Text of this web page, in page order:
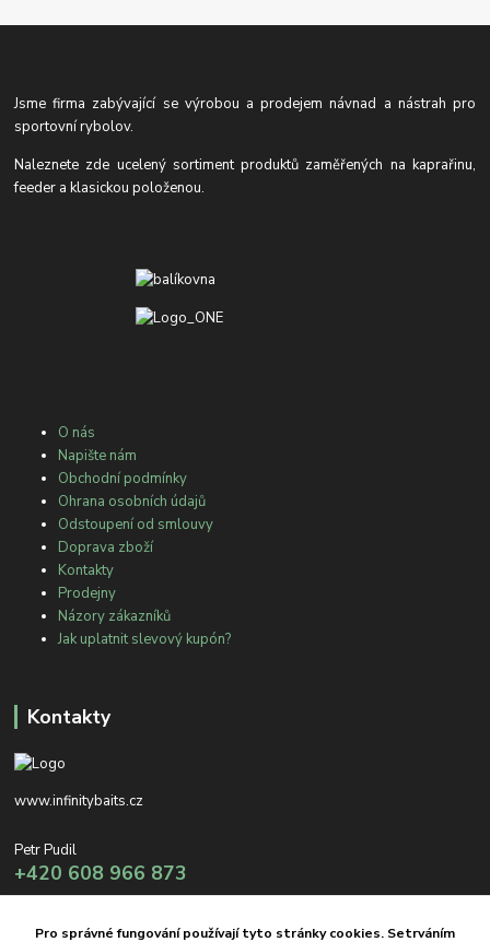
Jsme firma zabývající se výrobou a prodejem návnad a nástrah pro
sportovní rybolov.
Naleznete zde ucelený sortiment produktů zaměřených na kaprařinu,
feeder a klasickou položenou.
O nás
Napište nám
Obchodní podmínky
Ohrana osobních údajů
Odstoupení od smlouvy
Doprava zboží
Kontakty
Prodejny
Názory zákazníků
Jak uplatnit slevový kupón?
Kontakty
www.infinitybaits.cz
Petr Pudil
+420 608 966 873
Pro správné fungování používají tyto stránky cookies. Setrváním